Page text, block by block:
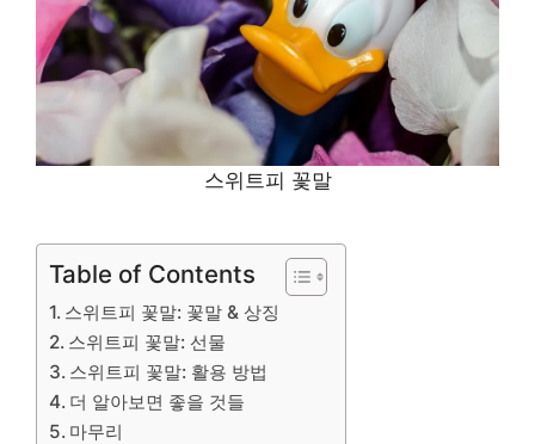
스위트피 꽃말
Table of Contents
스위트피 꽃말: 꽃말 & 상징
스위트피 꽃말: 선물
스위트피 꽃말: 활용 방법
더 알아보면 좋을 것들
마무리